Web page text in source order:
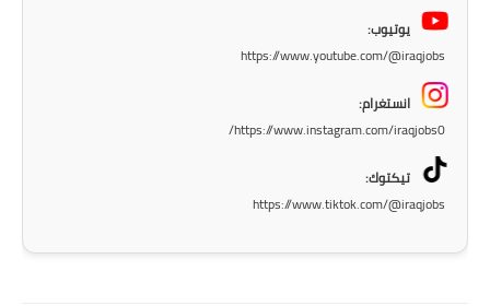
يوتيوب:
https://www.youtube.com/@iraqjobs
انستغرام:
https://www.instagram.com/iraqjobs0/
تيكتوك:
https://www.tiktok.com/@iraqjobs